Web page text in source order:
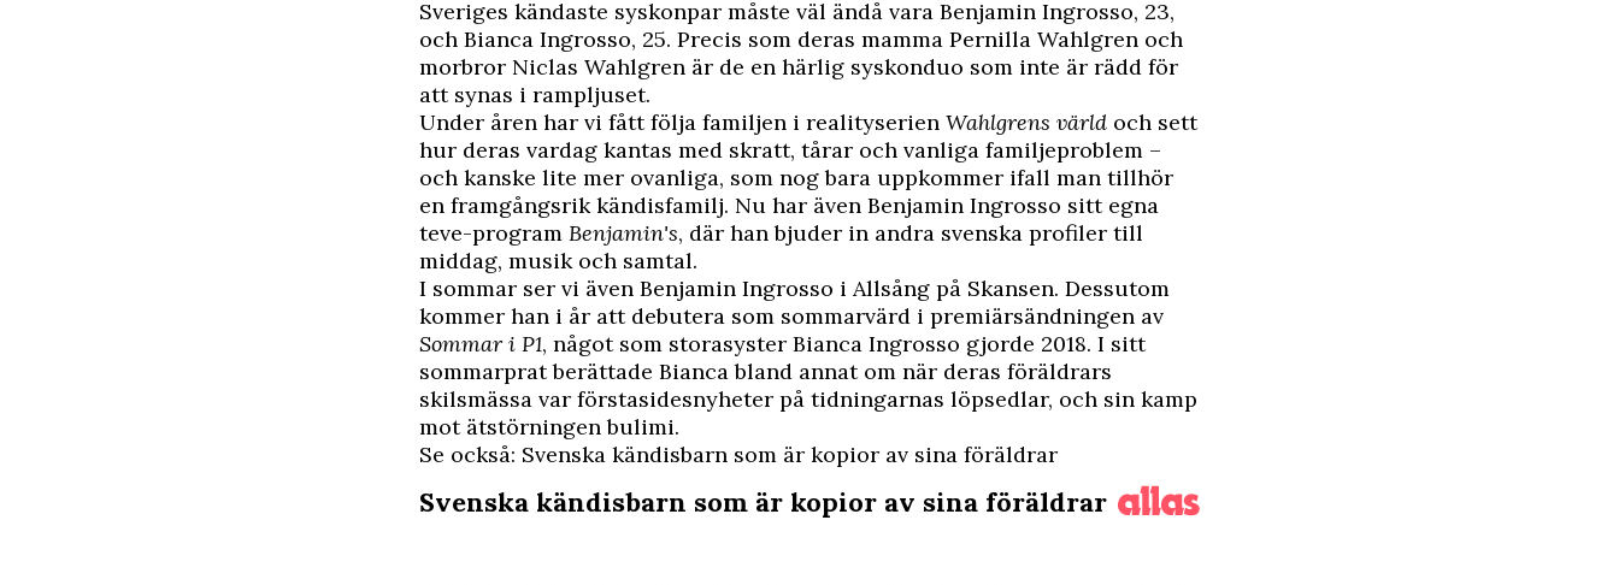
Sveriges kändaste syskonpar måste väl ändå vara Benjamin Ingrosso, 23,
och Bianca Ingrosso, 25. Precis som deras mamma Pernilla Wahlgren och
morbror Niclas Wahlgren är de en härlig syskonduo som inte är rädd för
att synas i rampljuset.
Under åren har vi fått följa familjen i realityserien Wahlgrens värld och sett
hur deras vardag kantas med skratt, tårar och vanliga familjeproblem –
och kanske lite mer ovanliga, som nog bara uppkommer ifall man tillhör
en framgångsrik kändisfamilj. Nu har även Benjamin Ingrosso sitt egna
teve-program Benjamin's, där han bjuder in andra svenska profiler till
middag, musik och samtal.
I sommar ser vi även Benjamin Ingrosso i Allsång på Skansen. Dessutom
kommer han i år att debutera som sommarvärd i premiärsändningen av
Sommar i P1, något som storasyster Bianca Ingrosso gjorde 2018. I sitt
sommarprat berättade Bianca bland annat om när deras föräldrars
skilsmässa var förstasidesnyheter på tidningarnas löpsedlar, och sin kamp
mot ätstörningen bulimi.
Se också: Svenska kändisbarn som är kopior av sina föräldrar
Svenska kändisbarn som är kopior av sina föräldrar